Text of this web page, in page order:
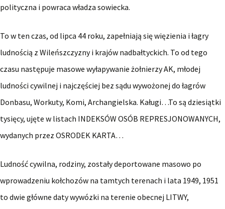
polityczna i powraca władza sowiecka.
To w ten czas, od lipca 44 roku, zapełniają się więzienia i łagry
ludnością z Wileńszczyzny i krajów nadbałtyckich. To od tego
czasu następuje masowe wyłapywanie żołnierzy AK, młodej
ludności cywilnej i najczęściej bez sądu wywożonej do łagrów
Donbasu, Workuty, Komi, Archangielska. Kaługi…To są dziesiątki
tysięcy, ujęte w listach INDEKSÓW OSÓB REPRESJONOWANYCH,
wydanych przez OSRODEK KARTA…
Ludność cywilna, rodziny, zostały deportowane masowo po
wprowadzeniu kołchozów na tamtych terenach i lata 1949, 1951
to dwie główne daty wywózki na terenie obecnej LITWY,